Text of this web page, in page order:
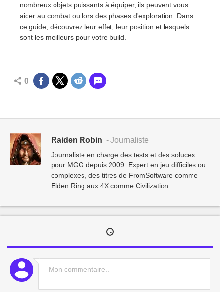
nombreux objets puissants à équiper, ils peuvent vous
aider au combat ou lors des phases d'exploration. Dans
ce guide, découvrez leur effet, leur position et lesquels
sont les meilleurs pour votre build.
0
Raiden Robin - Journaliste
Journaliste en charge des tests et des soluces
pour MGG depuis 2009. Expert en jeu difficiles ou
complexes, des titres de FromSoftware comme
Elden Ring aux 4X comme Civilization.